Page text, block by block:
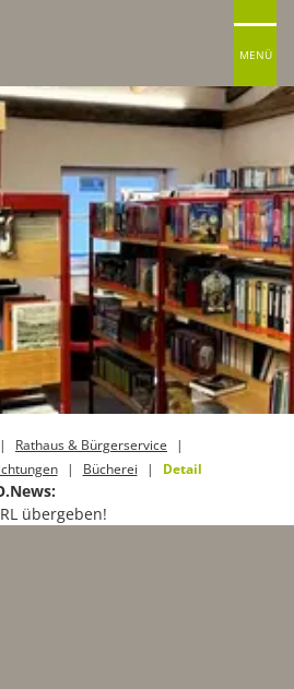
MENÜ
Rathaus & Bürgerservice
Bücherei Detail
übergeben!